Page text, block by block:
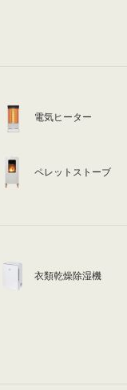
電気ヒーター
ペレットストーブ
衣類乾燥除湿機